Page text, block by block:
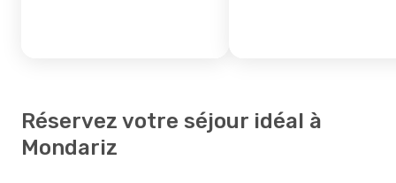
Réservez votre séjour idéal à
Mondariz